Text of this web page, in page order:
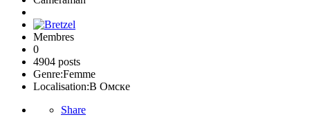
Membres
0
4904 posts
Genre:Femme
Localisation:В Омске
Share